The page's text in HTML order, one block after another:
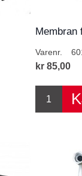
Membran
Varenr.
kr 85,00